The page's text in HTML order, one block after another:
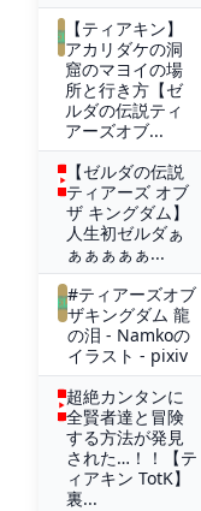
【ティアキン】
アカリダケの洞
窟のマヨイの場
所と行き方【ゼ
ルダの伝説ティ
アーズオブ...
【ゼルダの伝説
ティアーズ オブ
ザ キングダム】
人生初ゼルダぁ
ぁぁぁぁぁ...
#ティアーズオブ
ザキングダム 龍
の泪 - Namkoの
イラスト - pixiv
超絶カンタンに
全賢者達と冒険
する方法が発見
された…！！【テ
ィアキン TotK】
裏...